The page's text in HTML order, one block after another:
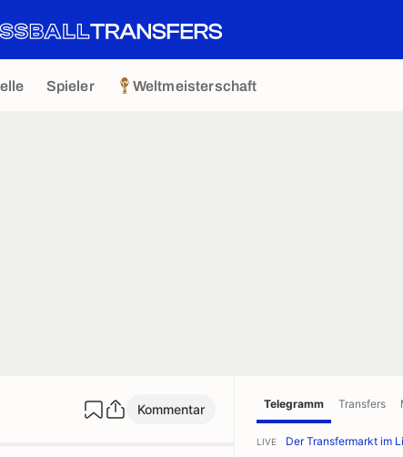
Spieler Weltmeisterschaft
Kommentar Telegramm Transfers
LIVE Der Transfermarkt im